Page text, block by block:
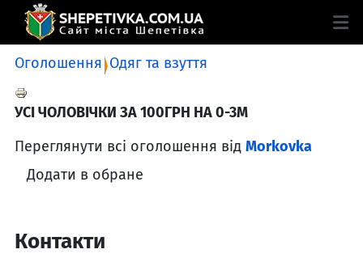
Оголошення Одяг та взуття
УСІ ЧОЛОВІЧКИ ЗА 100ГРН НА 0-3М
Переглянути всі оголошення від Morkovka
Додати в обране
Контакти